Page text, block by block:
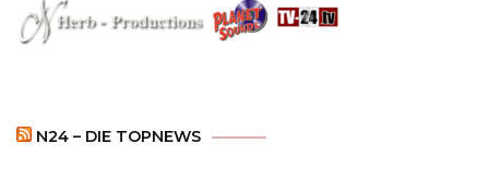
N24 – DIE TOPNEWS